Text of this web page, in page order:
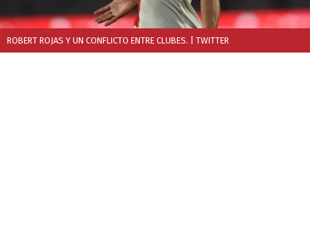
ROBERT ROJAS Y UN CONFLICTO ENTRE CLUBES. | TWITTER